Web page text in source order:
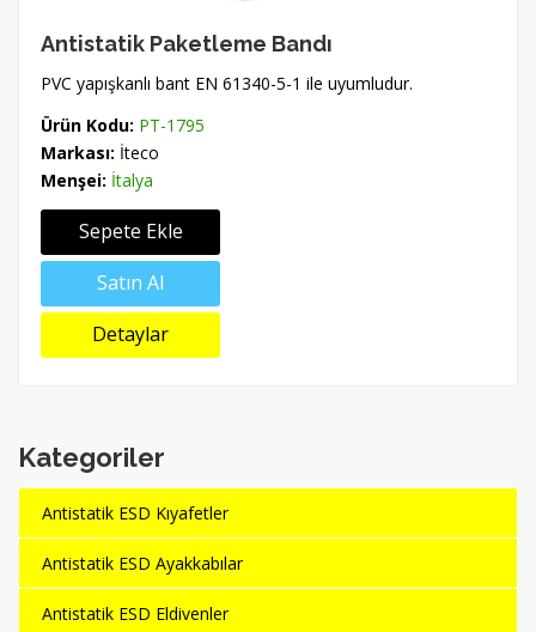
Antistatik Paketleme Bandı
PVC yapışkanlı bant EN 61340-5-1 ile uyumludur.
Ürün Kodu: PT-1795
Markası: İteco
Menşei: İtalya
Sepete Ekle
Satın Al
Detaylar
Kategoriler
Antistatik ESD Kıyafetler
Antistatik ESD Ayakkabılar
Antistatik ESD Eldivenler